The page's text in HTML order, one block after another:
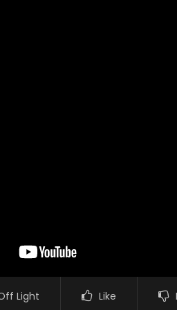
Light Like